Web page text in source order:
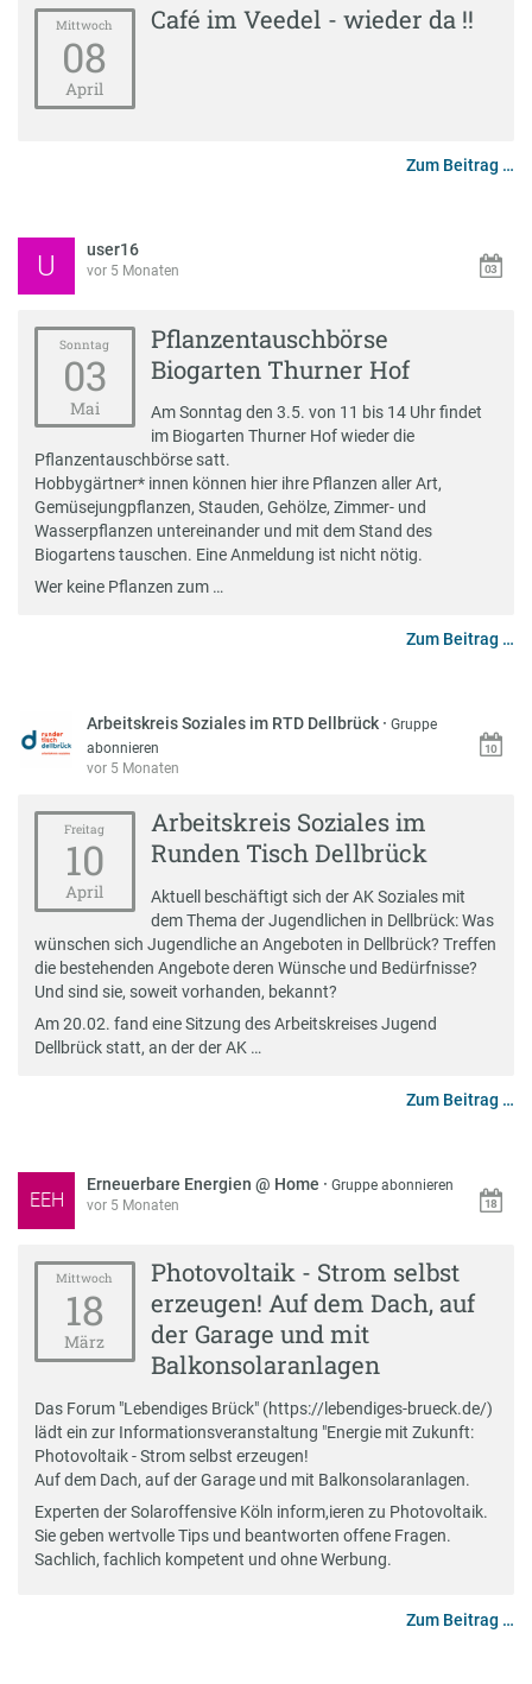
Mittwoch
08
April
Café im Veedel - wieder da !!
Zum Beitrag …
U user16
vor 5 Monaten
Sonntag
03
Mai
Pflanzentauschbörse
Biogarten Thurner Hof
Am Sonntag den 3.5. von 11 bis 14 Uhr findet
im Biogarten Thurner Hof wieder die
Pflanzentauschbörse satt.
Hobbygärtner* innen können hier ihre Pflanzen aller Art,
Gemüsejungpflanzen, Stauden, Gehölze, Zimmer- und
Wasserpflanzen untereinander und mit dem Stand des
Biogartens tauschen. Eine Anmeldung ist nicht nötig.
Wer keine Pflanzen zum …
Zum Beitrag …
Arbeitskreis Soziales im RTD Dellbrück ·Gruppe
abonnieren
vor 5 Monaten
Freitag
10
April
Arbeitskreis Soziales im
Runden Tisch Dellbrück
Aktuell beschäftigt sich der AK Soziales mit
dem Thema der Jugendlichen in Dellbrück: Was
wünschen sich Jugendliche an Angeboten in Dellbrück? Treffen
die bestehenden Angebote deren Wünsche und Bedürfnisse?
Und sind sie, soweit vorhanden, bekannt?
Am 20.02. fand eine Sitzung des Arbeitskreises Jugend
Dellbrück statt, an der der AK …
Zum Beitrag …
EEH
Erneuerbare Energien @ Home ·Gruppe abonnieren
vor 5 Monaten
Mittwoch
18
März
Photovoltaik - Strom selbst
erzeugen! Auf dem Dach, auf
der Garage und mit
Balkonsolaranlagen
Das Forum "Lebendiges Brück" (https://lebendiges-brueck.de/)
lädt ein zur Informationsveranstaltung "Energie mit Zukunft:
Photovoltaik - Strom selbst erzeugen!
Auf dem Dach, auf der Garage und mit Balkonsolaranlagen.
Experten der Solaroffensive Köln inform,ieren zu Photovoltaik.
Sie geben wertvolle Tips und beantworten offene Fragen.
Sachlich, fachlich kompetent und ohne Werbung.
Zum Beitrag …